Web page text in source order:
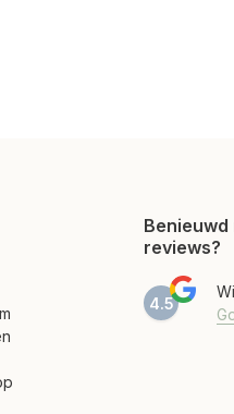
Benieuwd
reviews?
4.5